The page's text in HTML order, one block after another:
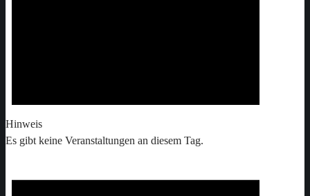
Hinweis
Es gibt keine Veranstaltungen an diesem Tag.